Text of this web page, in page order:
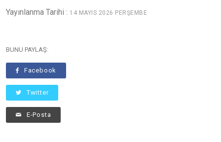
Yayınlanma Tarihi : 14 MAYIS 2026 PERŞEMBE
BUNU PAYLAŞ:
Facebook
Twitter
E-Posta